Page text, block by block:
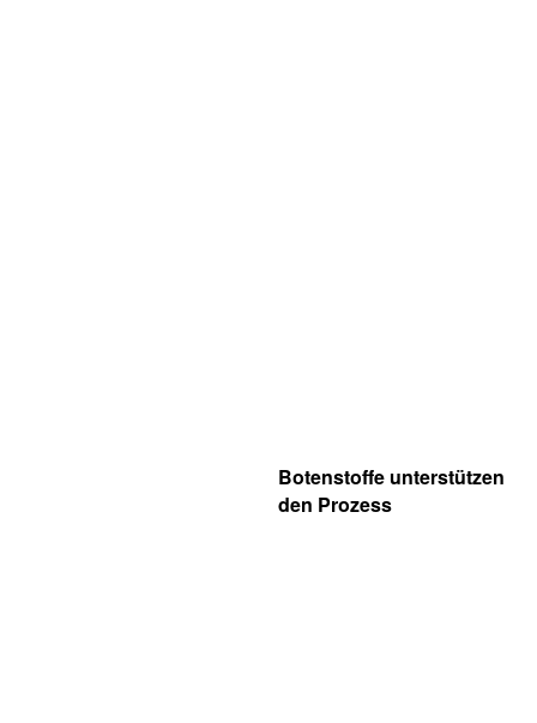
Botenstoffe unterstützen
den Prozess